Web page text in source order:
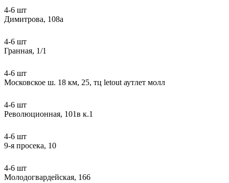
4-6 шт
Димитрова, 108а
4-6 шт
Гранная, 1/1
4-6 шт
Московское ш. 18 км, 25, тц letout аутлет молл
4-6 шт
Революционная, 101в к.1
4-6 шт
9-я просека, 10
4-6 шт
Молодогвардейская, 166